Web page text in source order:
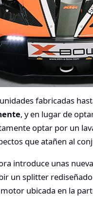
fabricadas
, y en lugar de
optar por un
que atañen al
introduce unas
un splitter
ubicada en la